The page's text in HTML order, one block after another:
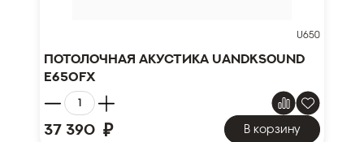
U650
Потолочная акустика UandKSound
E650FX
37 390 ₽ В корзину